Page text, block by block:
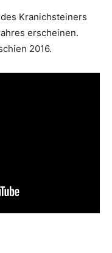
Kranichsteiners
erscheinen.
2016.